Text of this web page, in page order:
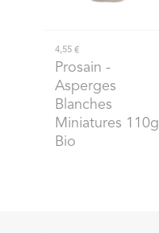
4,55 €
Prosain -
Asperges
Blanches
Miniatures 110g
Bio